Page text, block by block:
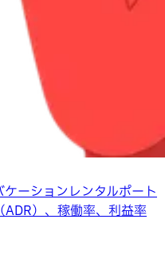
ーションレンタルポート
）、稼働率、利益率